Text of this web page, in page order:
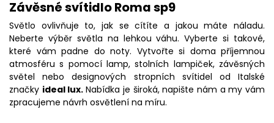
Závěsné svítidlo Roma sp9
Světlo ovlivňuje to, jak se cítíte a jakou máte náladu.
Neberte výběr světla na lehkou váhu. Vyberte si takové,
které vám padne do noty. Vytvořte si doma příjemnou
atmosféru s pomocí lamp, stolních lampiček, závěsných
světel nebo designových stropních svítidel od Italské
značky ideal lux.Nabídka je široká, napište nám a my vám
zpracujeme návrh osvětlení na míru.